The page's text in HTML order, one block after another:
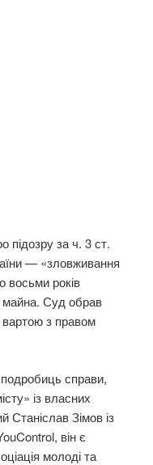
підозру за ч. 3 ст.
— «зловживання
восьми років
майна. Суд обрав
вартою з правом
справи,
із власних
Станіслав Зімов із
він є
молоді та